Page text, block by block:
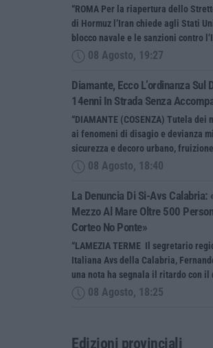
“ROMA Per la riapertura dello
di Hormuz l’Iran chiede agli Stati
blocco navale e le sanzioni contro
08 Agosto, 19:27
Diamante, Ecco L’ordinanza Sul
14enni In Strada Senza
“DIAMANTE (COSENZA) Tutela dei
ai fenomeni di disagio e devianza
sicurezza e decoro urbano,
08 Agosto, 18:40
La Denuncia Di Si-Avs Calabria:
Mezzo Al Mare Oltre 500
Corteo No Ponte»
“LAMEZIA TERME Il segretario
Italiana Avs della Calabria,
una nota ha segnala il ritardo con il
08 Agosto, 18:25
Edizioni provinciali